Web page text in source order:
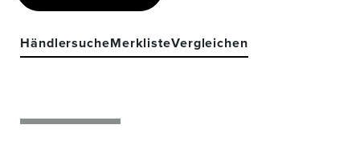
HändlersucheMerklisteVergleichen